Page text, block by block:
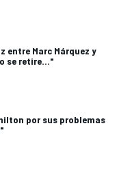
entre Marc Márquez y
se retire..."
por sus problemas